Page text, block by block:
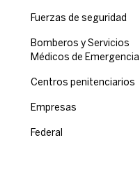
Fuerzas de seguridad
Bomberos y Servicios
Médicos de Emergencia
Centros penitenciarios
Empresas
Federal